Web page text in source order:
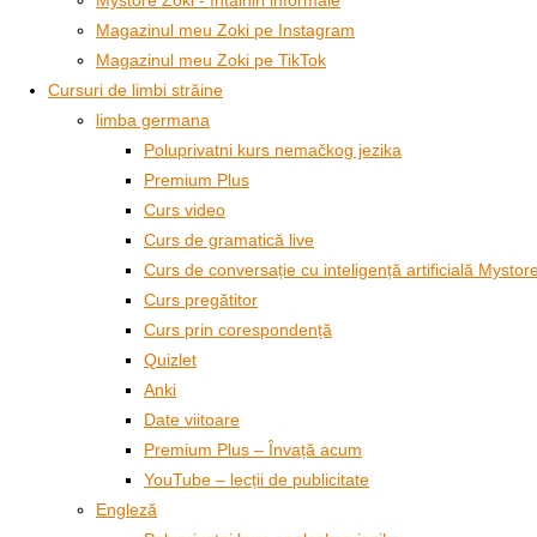
Magazinul meu Zoki pe Instagram
Magazinul meu Zoki pe TikTok
Cursuri de limbi străine
limba germana
Poluprivatni kurs nemačkog jezika
Premium Plus
Curs video
Curs de gramatică live
Curs de conversație cu inteligență artificială
Curs pregătitor
Curs prin corespondență
Quizlet
Anki
Date viitoare
Premium Plus – Învață acum
YouTube – lecții de publicitate
Engleză